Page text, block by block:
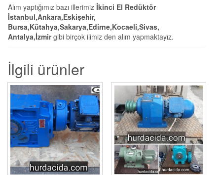
Alım yaptığımız bazı illerimiz İkinci El Redüktör
İstanbul,Ankara,Eskişehir,
Bursa,Kütahya,Sakarya,Edirne,Kocaeli,Sivas,
Antalya,İzmirgibi birçok ilimiz den alım yapmaktayız.
İlgili ürünler